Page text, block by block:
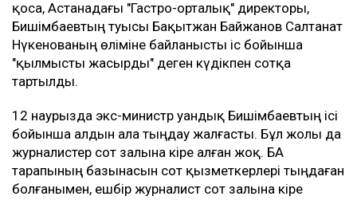
қоса, Астанадағы "Гастро-орталық" директоры,
Бишімбаевтың туысы Бақытжан Байжанов Салтанат
Нүкенованың өліміне байланысты іс бойынша
"қылмысты жасырды" деген күдікпен сотқа
тартылды.
12 наурызда экс-министр Қуандық Бишімбаевтың ісі
бойынша алдын ала тыңдау жалғасты. Бұл жолы да
журналистер сот залына кіре алған жоқ. БАҚ
тарапының базынасын сот қызметкерлері тыңдаған
болғанымен, ешбір журналист сот залына кіре